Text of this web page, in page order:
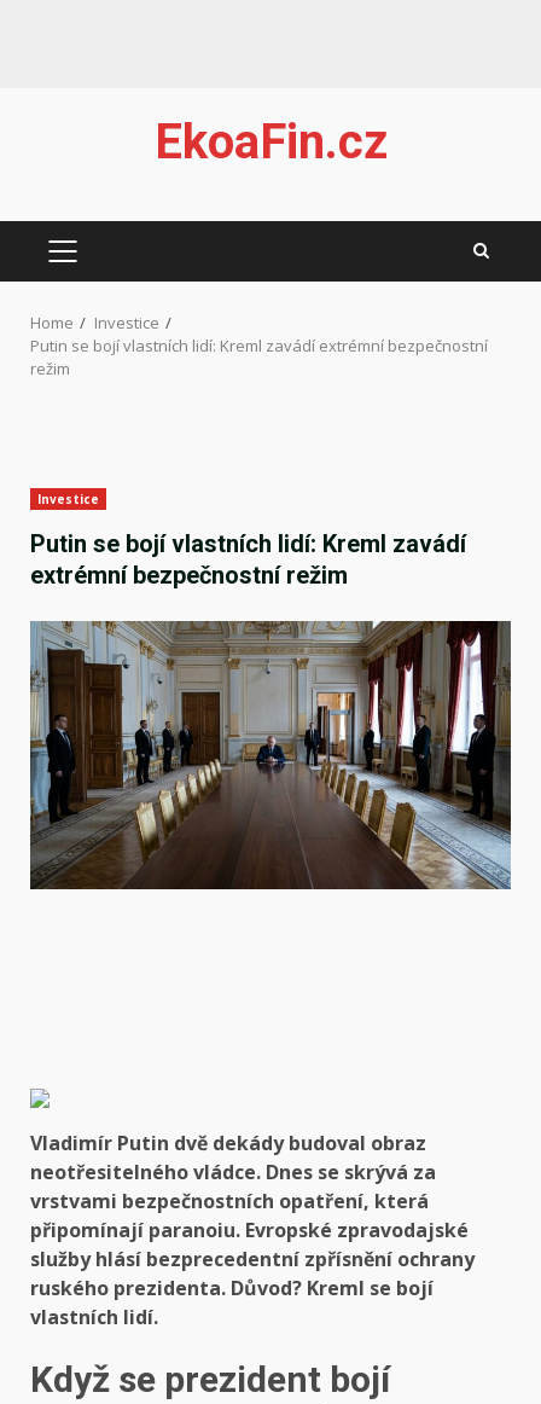
EkoaFin.cz
PRIMARY
Home
Investice
Putin se bojí vlastních lidí: Kreml zavádí extrémní bezpečnostní
režim
Investice
Putin se bojí vlastních lidí: Kreml zavádí
extrémní bezpečnostní režim
Vladimír Putin dvě dekády budoval obraz
neotřesitelného vládce. Dnes se skrývá za
vrstvami bezpečnostních opatření, která
připomínají paranoiu. Evropské zpravodajské
služby hlásí bezprecedentní zpřísnění ochrany
ruského prezidenta. Důvod? Kreml se bojí
vlastních lidí.
Když se prezident bojí